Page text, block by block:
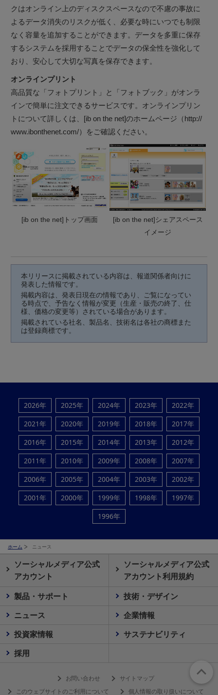
クはオンライン上のディスクスペースなので不慮の事故に
よるデータ消失のリスクが低く、必要な時にいつでも制限
なく容量を追加することができます。データを多重に保存
するシステムを採用することでデータの保全性を強化して
おり、安心して大切な写真を保存できます。
オンラインプリント
高品質な「フォトプリント」と「フォトブック」がオンラ
インで簡単に注文できるサービスです。オンラインプリン
トについて詳しくは、[ib on the net]のホームページ（http://
www.ibonthenet.com/）をご確認ください。
[ib on the net]トップ画面
[ib on the net]シェアスペース
イメージ
本リリースに掲載されている内容は、報道関係者向けに
発表した情報です。
掲載内容は、発表日現在の情報であり、ご覧になってい
る時点で、予告なく情報が変更（生産・販売の終了、仕
様、価格の変更等）されている場合があります。
掲載されている社名、製品名、技術名は各社の商標また
は登録商標です。
2026年 2025年 2024年 2023年
2022年
2021年
2020年 2019年 2018年
2017年
2016年
2015年 2014年 2013年
2012年
2011年
2010年 2009年 2008年
2007年
2006年
2005年 2004年 2003年
2002年
2001年
2000年 1999年 1998年
1997年
1996年
ホーム ニュース
ソーシャルメディア公式
アカウント
ソーシャルメディア公式
アカウント利用規約
製品・サポート
技術・デザイン
ニュース
企業情報
投資家情報
サステナビリティ
採用
お問い合わせ
サイトマップ
このウェブサイトのご利用について
個人情報の取り扱いについて